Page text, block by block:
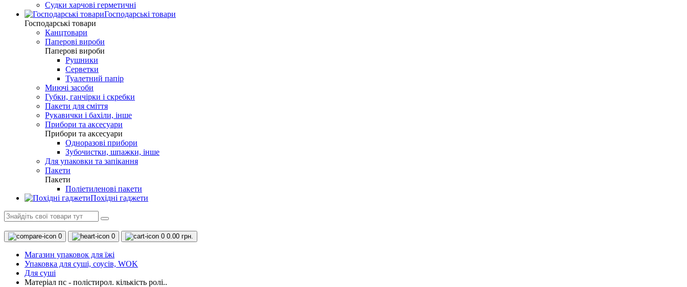
Судки харчові герметичні
Господарські товари
Господарські товари
Канцтовари
Паперові вироби
Паперові вироби
Рушники
Серветки
Туалетний папір
Миючі засоби
Губки, ганчірки і скребки
Пакети для сміття
Рукавички і бахіли, інше
Прибори та аксесуари
Прибори та аксесуари
Одноразові прибори
Зубочистки, шпажки, інше
Для упаковки та запікання
Пакети
Пакети
Поліетиленові пакети
Похідні гаджети
0 0 0 0.00 грн.
Магазин упаковок для їжі
Упаковка для суші, соусів, WOK
Для суші
Матеріал пс - полістирол. кількість ролі..